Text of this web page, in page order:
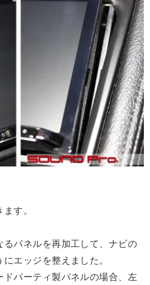
す。
パネルを再加工して、ナビの
エッジを整えました。
パーティ製パネルの場合、左